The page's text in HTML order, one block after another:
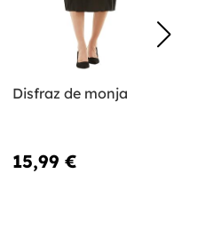
Disfraz de monja
15,99 €